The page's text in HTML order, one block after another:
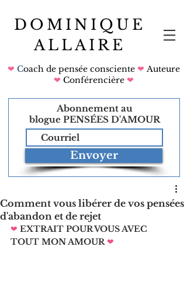
DOMINIQUE
ALLAIRE
❤ Coach de pensée consciente ❤ Auteure
❤ Conférencière ❤
Abonnement au
blogue PENSÉES D'AMOUR
Envoyer
Comment vous libérer de vos pensées
d'abandon et de rejet
❤ EXTRAIT POUR VOUS AVEC
TOUT MON AMOUR ❤